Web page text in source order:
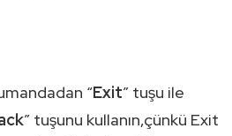
“Exit” tuşu ile
” tuşunu kullanın,çünkü Exit